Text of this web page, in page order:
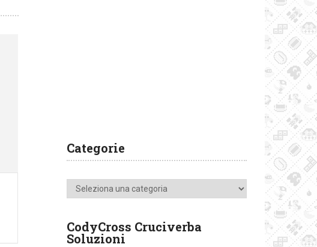
Categorie
Categorie
CodyCross Cruciverba
Soluzioni